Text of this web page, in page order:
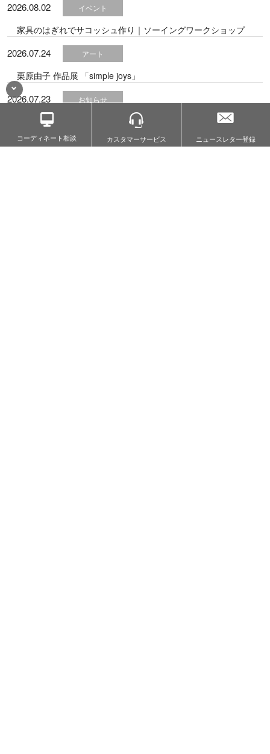
2026.08.02 イベント
家具のはぎれでサコッシュ作り｜ソーイングワークショップ
2026.07.24 アート
栗原由子 作品展 「simple joys」
2026.07.23 お知らせ
夏期休業のお知らせ
2026.07.15 カーサミア河口湖
コーディネート相談 カスタマーサービス ニュースレター登録